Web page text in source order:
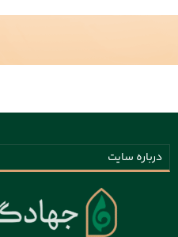
درباره سایت